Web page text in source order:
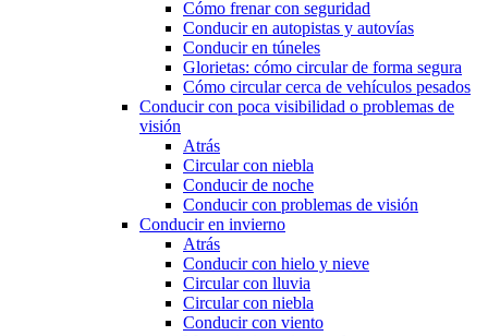
Cómo frenar con seguridad
Conducir en autopistas y autovías
Conducir en túneles
Glorietas: cómo circular de forma segura
Cómo circular cerca de vehículos pesados
Conducir con poca visibilidad o problemas de
visión
Atrás
Circular con niebla
Conducir de noche
Conducir con problemas de visión
Conducir en invierno
Atrás
Conducir con hielo y nieve
Circular con lluvia
Circular con niebla
Conducir con viento